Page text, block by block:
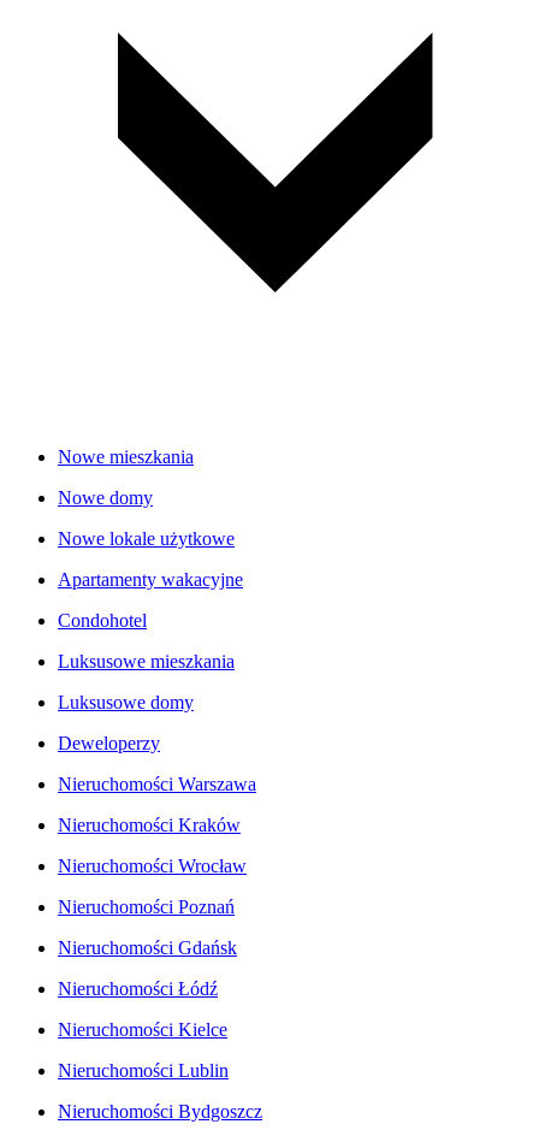
Nowe mieszkania
Nowe domy
Nowe lokale użytkowe
Apartamenty wakacyjne
Condohotel
Luksusowe mieszkania
Luksusowe domy
Deweloperzy
Nieruchomości Warszawa
Nieruchomości Kraków
Nieruchomości Wrocław
Nieruchomości Poznań
Nieruchomości Gdańsk
Nieruchomości Łódź
Nieruchomości Kielce
Nieruchomości Lublin
Nieruchomości Bydgoszcz